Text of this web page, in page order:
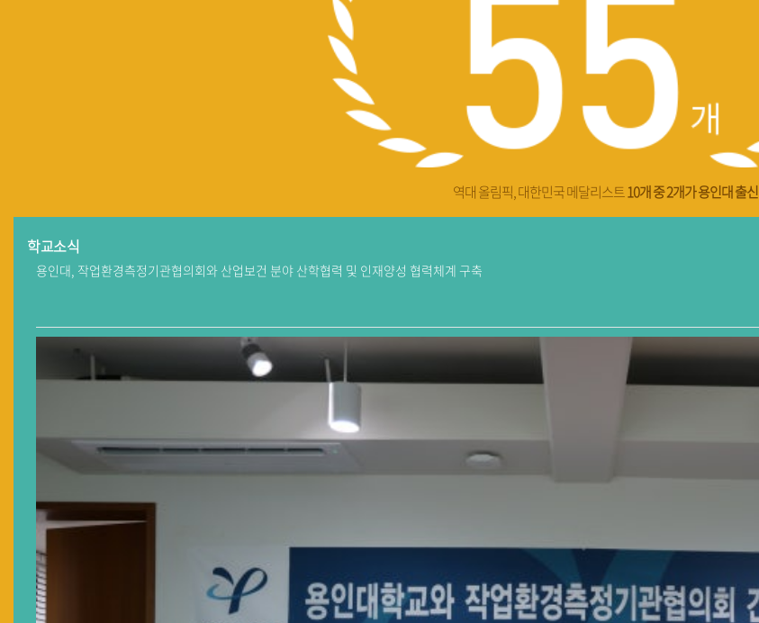
역대 올림픽, 대한민국 메달리스트10개 중 2개가 용인대 출신
학교소식
용인대, 작업환경측정기관협의회와 산업보건 분야 산학협력 및 인재양성 협력체계 구축